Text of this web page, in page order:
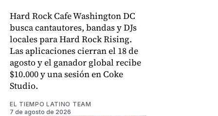
Hard Rock Cafe Washington DC
busca cantautores, bandas y DJs
locales para Hard Rock Rising.
Las aplicaciones cierran el 18 de
agosto y el ganador global recibe
$10.000 y una sesión en Coke
Studio.
EL TIEMPO LATINO TEAM
7 de agosto de 2026